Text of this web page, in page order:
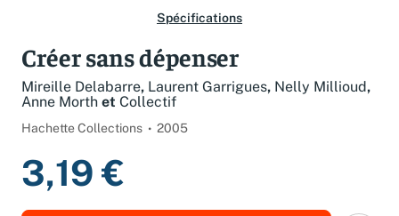
Spécifications
Créer sans dépenser
Mireille Delabarre, Laurent Garrigues, Nelly Millioud,
Anne Morth et Collectif
Hachette Collections 2005
3,19 €